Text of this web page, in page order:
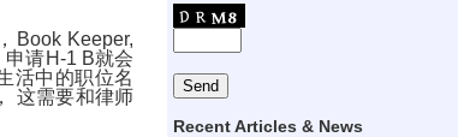
Book Keeper,
申请H-1 B就会
活中的职位名
， 这需要和律师
Recent Articles & News